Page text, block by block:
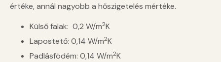
értéke, annál nagyobb a hőszigetelés mértéke.
Külső falak: 0,2 W/m2K
Lapostető: 0,14 W/m2K
Padlásfödém: 0,14 W/m2K